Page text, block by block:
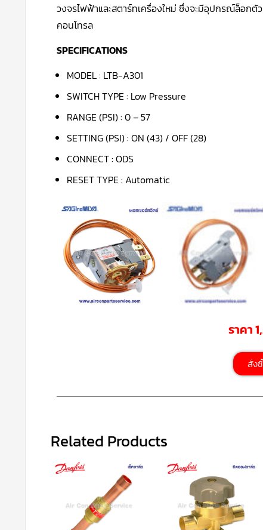
วงจรไฟฟ้าและสตาร์ทเครื่องใหม่ ซึ่งจะมีอุปกรณ์ล็อกตั
คอนโทรล
SPECIFICATIONS
MODEL : LTB-A301
SWITCH TYPE : Low Pressure
RANGE (PSI) : 0 – 57
SETTING (PSI) : ON (43) / OFF (28)
CONNECT : ODS
RESET TYPE : Automatic
ราคา
สั่ง
Related Products